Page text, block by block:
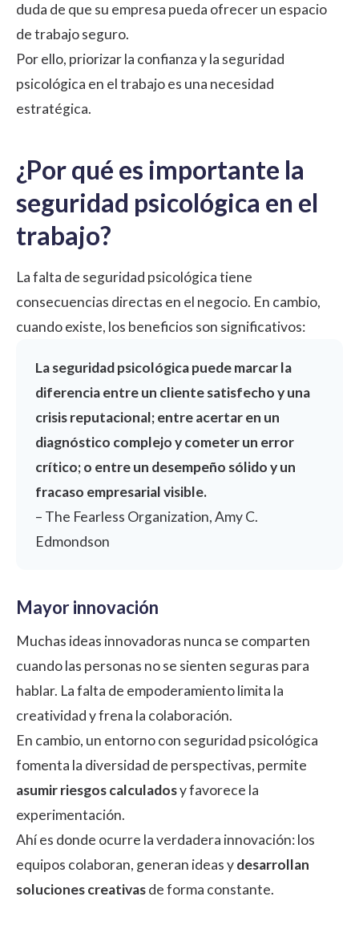
duda de que su empresa pueda ofrecer un espacio
de trabajo seguro.
Por ello, priorizar la confianza y la seguridad
psicológica en el trabajo es una necesidad
estratégica.
¿Por qué es importante la
seguridad psicológica en el
trabajo?
La falta de seguridad psicológica tiene
consecuencias directas en el negocio. En cambio,
cuando existe, los beneficios son significativos:
La seguridad psicológica puede marcar la
diferencia entre un cliente satisfecho y una
crisis reputacional; entre acertar en un
diagnóstico complejo y cometer un error
crítico; o entre un desempeño sólido y un
fracaso empresarial visible.
– The Fearless Organization, Amy C.
Edmondson
Mayor innovación
Muchas ideas innovadoras nunca se comparten
cuando las personas no se sienten seguras para
hablar. La falta de empoderamientolimita la
creatividad y frena la colaboración.
En cambio, un entorno con seguridad psicológica
fomenta la diversidad de perspectivas, permite
asumir riesgos calculadosy favorece la
experimentación.
Ahí es donde ocurre la verdadera innovación: los
equipos colaboran, generan ideas ydesarrollan
soluciones creativasde forma constante.